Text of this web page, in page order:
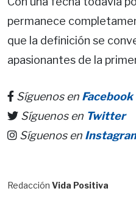
permanece
que la definición se
apasionantes de la
Síguenos en Facebook
Síguenos en Twitter
Síguenos en
Redacción Vida Positiva